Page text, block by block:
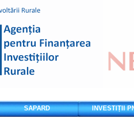
SAPARD INVESTIȚII